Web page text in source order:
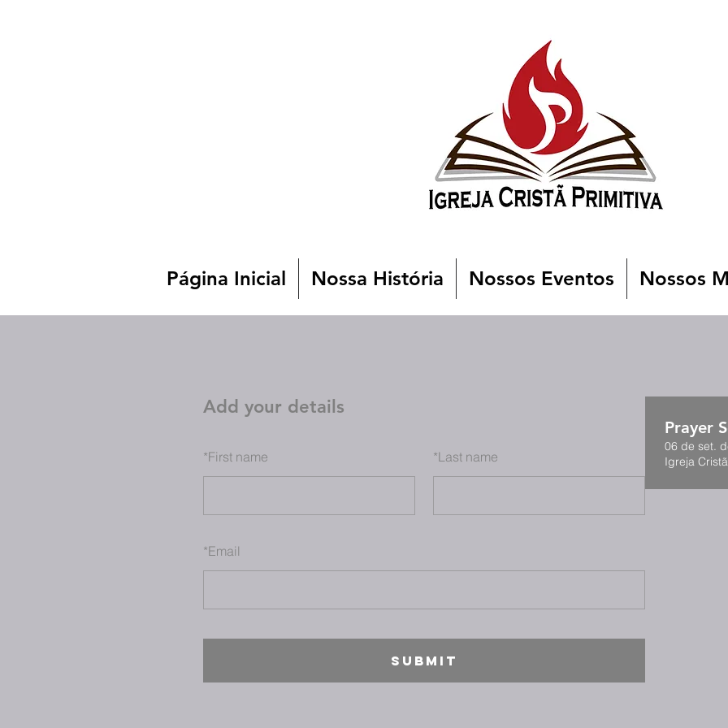
Página Inicial Nossa História Nossos Eventos Nossos
Add your details
*First name *Last name
*Email
SUBMIT
Prayer
06 de set.
Igreja